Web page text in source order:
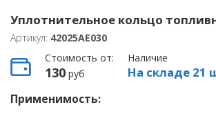
Уплотнительное кольцо
Артикул: 42025AE030
Стоимость от:
130 руб
Наличие
На складе 21
Применимость: